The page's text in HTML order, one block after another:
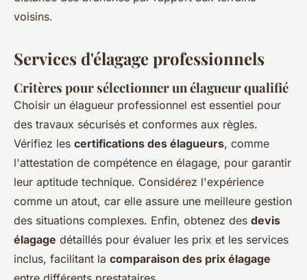
voisins.
Services d'élagage professionnels
Critères pour sélectionner un élagueur qualifié
Choisir un élagueur professionnel est essentiel pour
des travaux sécurisés et conformes aux règles.
Vérifiez les certifications des élagueurs, comme
l'attestation de compétence en élagage, pour garantir
leur aptitude technique. Considérez l'expérience
comme un atout, car elle assure une meilleure gestion
des situations complexes. Enfin, obtenez des devis
élagage détaillés pour évaluer les prix et les services
inclus, facilitant la comparaison des prix élagage